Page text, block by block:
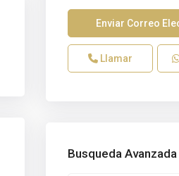
Llamar
Busqueda Avanzada